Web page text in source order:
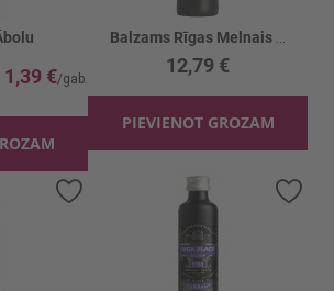
1,39 € 12,79 €
PIEVIENOT GROZAM
Pievienot vēlmju sarakstam